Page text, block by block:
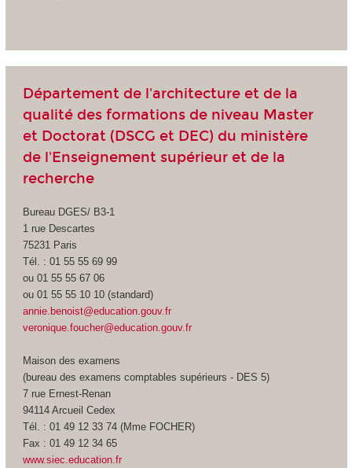
Département de l'architecture et de la
qualité des formations de niveau Master
et Doctorat (DSCG et DEC) du ministère
de l'Enseignement supérieur et de la
recherche
Bureau DGES/ B3-1
1 rue Descartes
75231 Paris
Tél. : 01 55 55 69 99
ou 01 55 55 67 06
ou 01 55 55 10 10 (standard)
annie.benoist@education.gouv.fr
veronique.foucher@education.gouv.fr
Maison des examens
(bureau des examens comptables supérieurs - DES 5)
7 rue Ernest-Renan
94114 Arcueil Cedex
Tél. : 01 49 12 33 74 (Mme FOCHER)
Fax : 01 49 12 34 65
www.siec.education.fr